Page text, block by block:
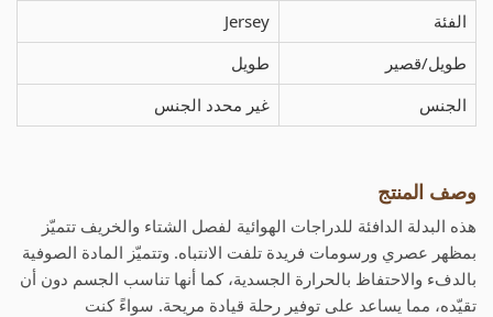
الفئة
Jersey
طويل/قصير
طويل
الجنس
غير محدد الجنس
وصف المنتج
هذه البدلة الدافئة للدراجات الهوائية لفصل الشتاء والخريف تتميّز
بمظهر عصري ورسومات فريدة تلفت الانتباه. وتتميّز المادة الصوفية
بالدفء والاحتفاظ بالحرارة الجسدية، كما أنها تناسب الجسم دون أن
تقيّده، مما يساعد على توفير رحلة قيادة مريحة. سواءً كنت